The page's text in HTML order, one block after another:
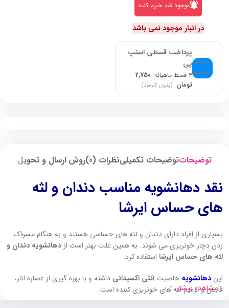
موجود شد خبرم کنید
در انبار موجود نمی باشد
پرداخت قسطی اسنپ
پی
۴ قسط ماهیانه
2,750
تومان (بدون کارمزد)
توضیحاتتوضیحات تکمیلینظرات (0) روش ارسال و تحویل
نقد دهانشویه مناسب دندان و لثه
های حساس ایرشا
بسیاری از افراد دارای دندان و لثه های حساسی هستند و به هنگام مسواک
زدن دچار خونریزی می شوند. به همین علت بهتر است از دهانشویه دندان و
لثه های حساس ایرشا استفاده کرد.
ایندهانشویه خاصیتآنتی اکسیدانی داشته و با بهره گیری از عصاره انار،
قابض و ترمیم لثه های خونریزی کننده است.
مشاهده بیشتر